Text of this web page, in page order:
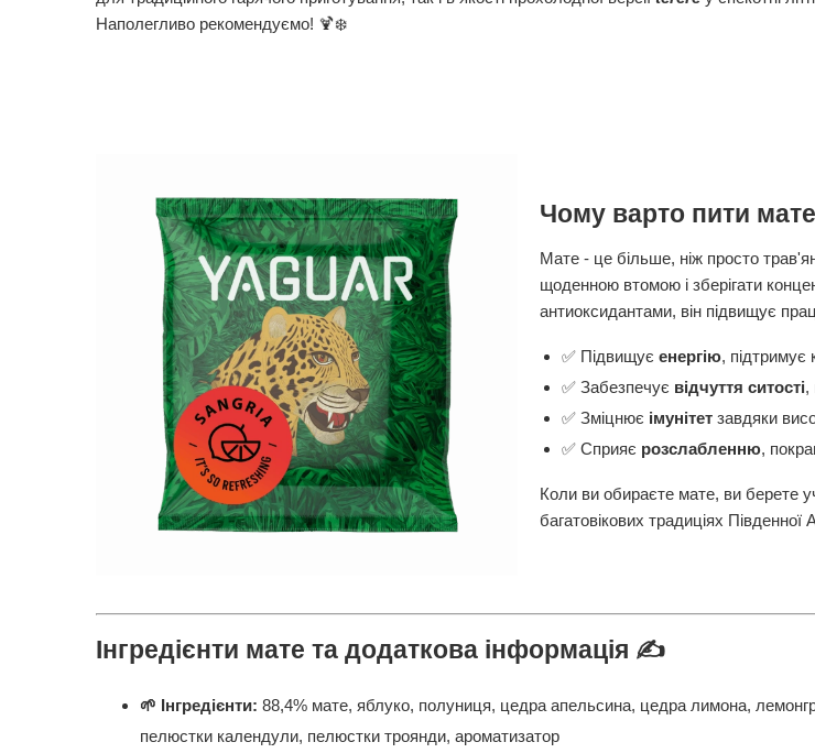
Наполегливо рекомендуємо! 🍹❄️
Чому варто пити
Мате - це більше, ніж просто
щоденною втомою і зберігати
антиоксидантами, він підвищує
✅ Підвищуєенергію, підтримує
✅ Забезпечує відчуття ситості,
✅ Зміцнює імунітет завдяки
✅ Сприяє розслабленню,
Коли ви обираєте мате, ви берете
багатовікових традиціях Південної
Інгредієнти мате та додаткова інформація ✍️
🌱 Інгредієнти: 88,4% мате, яблуко, полуниця, цедра апельсина, цедра лимона,
пелюстки календули, пелюстки троянди, ароматизатор